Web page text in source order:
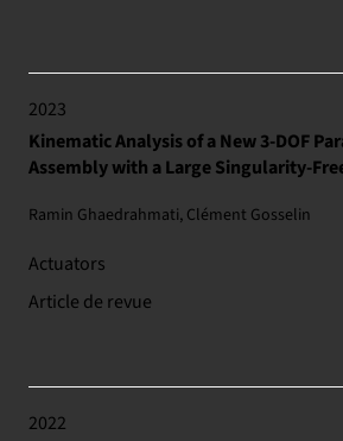
2023
Kinematic Analysis of a New 3-DOF
Assembly with a Large Singularity-
Ramin Ghaedrahmati, Clément Gosselin
Actuators
Article de revue
2022